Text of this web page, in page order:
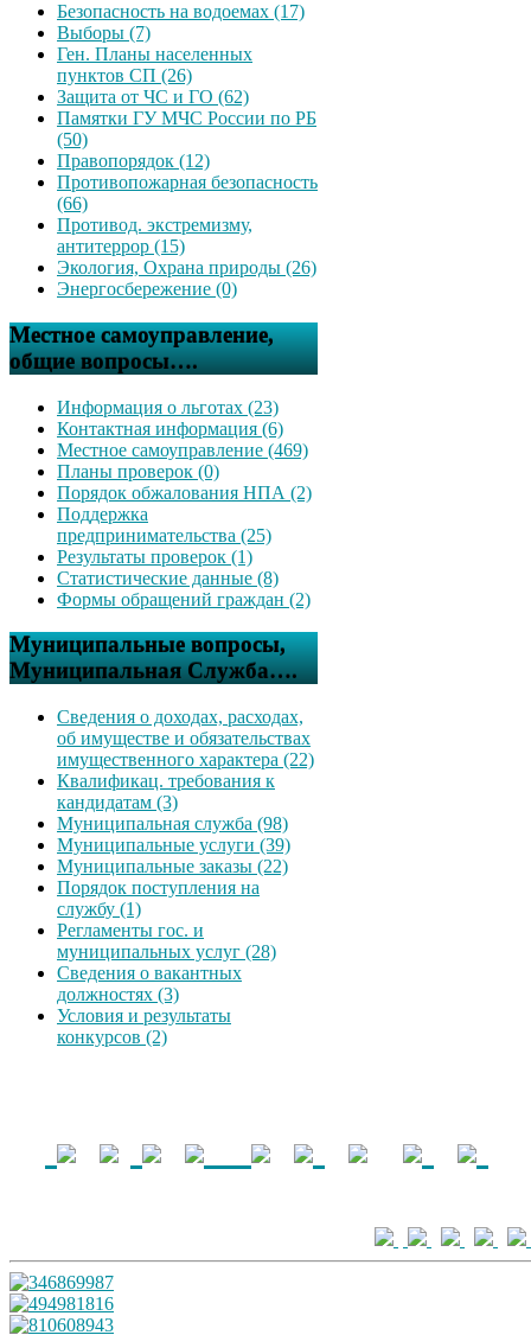
Безопасность на водоемах (17)
Выборы (7)
Ген. Планы населенных
пунктов СП (26)
Защита от ЧС и ГО (62)
Памятки ГУ МЧС России по РБ
(50)
Правопорядок (12)
Противопожарная безопасность
(66)
Противод. экстремизму,
антитеррор (15)
Экология, Охрана природы (26)
Энергосбережение (0)
Местное самоуправление,
общие вопросы….
Информация о льготах (23)
Контактная информация (6)
Местное самоуправление (469)
Планы проверок (0)
Порядок обжалования НПА (2)
Поддержка
предпринимательства (25)
Результаты проверок (1)
Статистические данные (8)
Формы обращений граждан (2)
Муниципальные вопросы,
Муниципальная Служба….
Сведения о доходах, расходах,
об имуществе и обязательствах
имущественного характера (22)
Квалификац. требования к
кандидатам (3)
Муниципальная служба (98)
Муниципальные услуги (39)
Муниципальные заказы (22)
Порядок поступления на
службу (1)
Регламенты гос. и
муниципальных услуг (28)
Сведения о вакантных
должностях (3)
Условия и результаты
конкурсов (2)